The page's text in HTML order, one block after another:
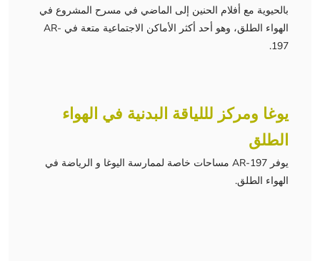
بالحيوية مع أفلام الحنين إلى الماضي في مسرح المشروع في
الهواء الطلق، وهو أحد أكثر الأماكن الاجتماعية متعة في AR-
197.
يوغا ومركز لللياقة البدنية في الهواء
الطلق
يوفر AR-197 مساحات خاصة لممارسة اليوغا و الرياضة في
الهواء الطلق.